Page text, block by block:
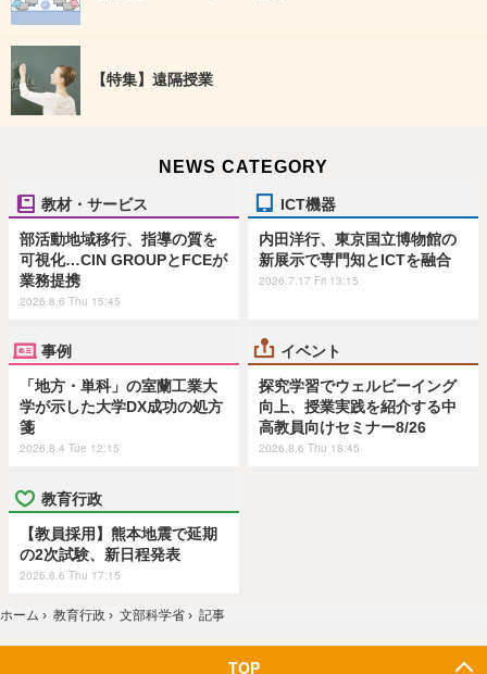
【特集】遠隔授業
NEWS CATEGORY
教材・サービス
部活動地域移行、指導の質を
可視化…CIN GROUPとFCEが
業務提携
2026.8.6 Thu 15:45
ICT機器
内田洋行、東京国立博物館の
新展示で専門知とICTを融合
2026.7.17 Fri 13:15
事例
「地方・単科」の室蘭工業大
学が示した大学DX成功の処方
箋
2026.8.4 Tue 12:15
イベント
探究学習でウェルビーイング
向上、授業実践を紹介する中
高教員向けセミナー8/26
2026.8.6 Thu 18:45
教育行政
【教員採用】熊本地震で延期
の2次試験、新日程発表
2026.8.6 Thu 17:15
ホーム › 教育行政 › 文部科学省 › 記事
TOP